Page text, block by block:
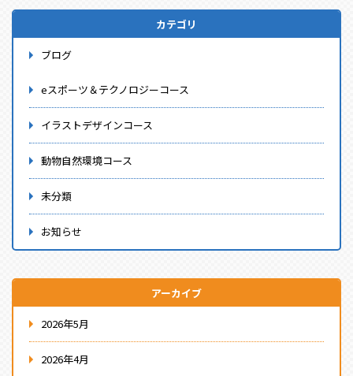
カテゴリ
ブログ
eスポーツ＆テクノロジーコース
イラストデザインコース
動物自然環境コース
未分類
お知らせ
アーカイブ
2026年5月
2026年4月